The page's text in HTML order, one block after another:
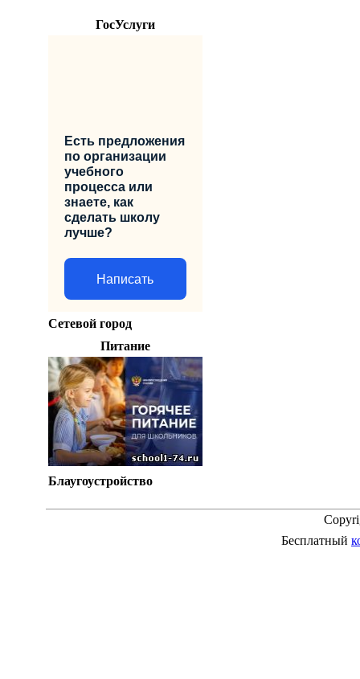
ГосУслуги
Есть предложения
по организации
учебного
процесса или
знаете, как
сделать школу
лучше?
Написать
Сетевой город
Питание
Блаугоустройство
Бесплатный